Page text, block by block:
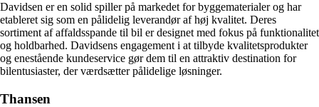
Davidsen er en solid spiller på markedet for byggematerialer og har
etableret sig som en pålidelig leverandør af høj kvalitet. Deres
sortiment af affaldsspande til bil er designet med fokus på funktionalitet
og holdbarhed. Davidsens engagement i at tilbyde kvalitetsprodukter
og enestående kundeservice gør dem til en attraktiv destination for
bilentusiaster, der værdsætter pålidelige løsninger.
Thansen